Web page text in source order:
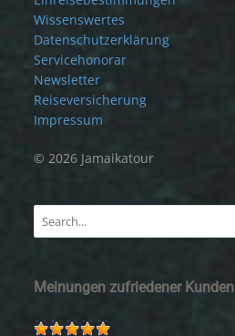
Wissenswertes
Datenschutzerklärung
Servicehonorar
Newsletter
Reiseversicherung
Impressum
© 2026 Jamaikatour
Meinungen zufriedener Kunden